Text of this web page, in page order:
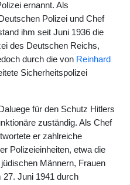
ernannt. Als
Polizei und Chef
ihm seit Juni 1936 die
des Deutschen Reichs,
durch die von Reinhard
Sicherheitspolizei
für den Schutz Hitlers
zuständig. Als Chef
er zahlreiche
Polizeieinheiten, etwa die
Männern, Frauen
27. Juni 1941 durch